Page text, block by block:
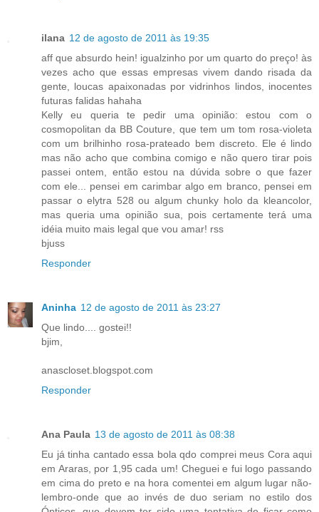
ilana 12 de agosto de 2011 às 19:35
aff que absurdo hein! igualzinho por um quarto do preço! às
vezes acho que essas empresas vivem dando risada da
gente, loucas apaixonadas por vidrinhos lindos, inocentes
futuras falidas hahaha
Kelly eu queria te pedir uma opinião: estou com o
cosmopolitan da BB Couture, que tem um tom rosa-violeta
com um brilhinho rosa-prateado bem discreto. Ele é lindo
mas não acho que combina comigo e não quero tirar pois
passei ontem, então estou na dúvida sobre o que fazer
com ele... pensei em carimbar algo em branco, pensei em
passar o elytra 528 ou algum chunky holo da kleancolor,
mas queria uma opinião sua, pois certamente terá uma
idéia muito mais legal que vou amar! rss
bjuss
Responder
Aninha 12 de agosto de 2011 às 23:27
Que lindo.... gostei!!
bjim,
anascloset.blogspot.com
Responder
Ana Paula 13 de agosto de 2011 às 08:38
Eu já tinha cantado essa bola qdo comprei meus Cora aqui
em Araras, por 1,95 cada um! Cheguei e fui logo passando
em cima do preto e na hora comentei em algum lugar não-
lembro-onde que ao invés de duo seriam no estilo dos